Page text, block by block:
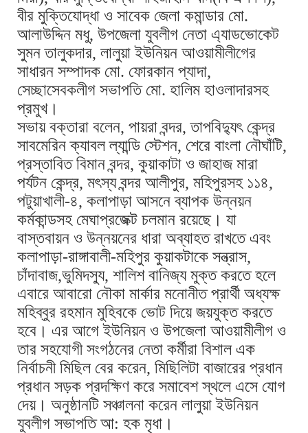
বীর মুক্তিযোদ্ধা ও সাবেক জেলা কমান্ডার মো.
আলাউদ্দিন মধু, উপজেলা যুবলীগ নেতা এ্যাডভোকেট
সুমন তালুকদার, লালুয়া ইউনিয়ন আওয়ামীলীগের
সাধারন সম্পাদক মো. ফোরকান প্যাদা,
সেচ্ছাসেবকলীগ সভাপতি মো. হালিম হাওলাদারসহ
প্রমুখ।
সভায় বক্তারা বলেন, পায়রা বন্দর, তাপবিদ্যুৎ কেন্দ্র
সাবমেরিন ক্যাবল ল্যান্ডি স্টেশন, শেরে বাংলা নৌঘাঁটি,
প্রস্তাবিত বিমান বন্দর, কুয়াকাটা ও জাহাজ মারা
পর্যটন কেন্দ্র, মৎস্য বন্দর আলীপুর, মহিপুরসহ ১১৪,
পটুয়াখালী-৪, কলাপাড়া আসনে ব্যাপক উন্নয়ন
কর্মকান্ডসহ মেঘাপ্রজেক্ট চলমান রয়েছে। যা
বাস্তবায়ন ও উন্নয়নের ধারা অব্যাহত রাখতে এবং
কলাপাড়া-রাঙ্গাবালী-মহিপুর কুয়াকটাকে সন্ত্রাস,
চাঁদাবাজ,ভুমিদস্যু, শালিশ বানিজ্য মুক্ত করতে হলে
এবারে আবারো নৌকা মার্কার মনোনীত প্রার্থী অধ্যক্ষ
মহিব্বুর রহমান মুহিবকে ভোট দিয়ে জয়যুক্ত করতে
হবে। এর আগে ইউনিয়ন ও উপজেলা আওয়ামীলীগ ও
তার সহযোগী সংগঠনের নেতা কর্মীরা বিশাল এক
নির্বাচনী মিছিল বের করেন, মিছিলিটা বাজারের প্রধান
প্রধান সড়ক প্রদক্ষিণ করে সমাবেশ স্থলে এসে যোগ
দেয়। অনুষ্ঠানটি সঞ্চালনা করেন লালুয়া ইউনিয়ন
যুবলীগ সভাপতি আ: হক মৃধা।